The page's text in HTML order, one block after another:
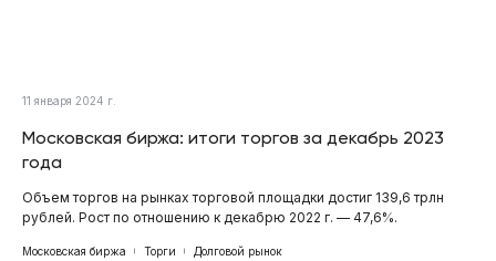
11 января 2024 г.
Московская биржа: итоги торгов за декабрь 2023
года
Объем торгов на рынках торговой площадки достиг 139,6 трлн
рублей. Рост по отношению к декабрю 2022 г. — 47,6%.
Московская биржа Торги Долговой рынок